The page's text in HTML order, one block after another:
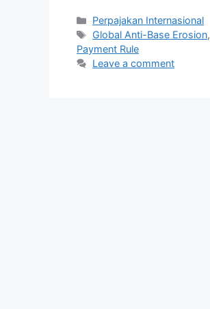
Categories
Perpajakan Internasional
Tags
Global Anti-Base Erosion,
Payment Rule
Leave a comment